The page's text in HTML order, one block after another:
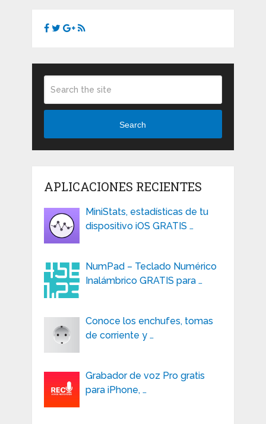
Search
APLICACIONES RECIENTES
MiniStats, estadísticas de tu
dispositivo iOS GRATIS …
NumPad – Teclado Numérico
Inalámbrico GRATIS para …
Conoce los enchufes, tomas
de corriente y …
Grabador de voz Pro gratis
para iPhone, …